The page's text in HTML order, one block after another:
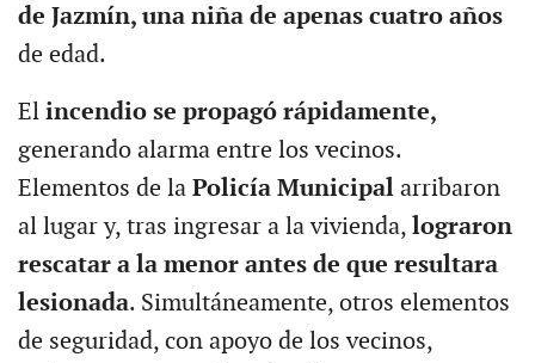
de Jazmín, una niña de apenas cuatro años
de edad.
El incendio se propagó rápidamente,
generando alarma entre los vecinos.
Elementos de la Policía Municipalarribaron
al lugar y, tras ingresar a la vivienda, lograron
rescatar a la menor antes de que resultara
lesionada. Simultáneamente, otros elementos
de seguridad, con apoyo de los vecinos,